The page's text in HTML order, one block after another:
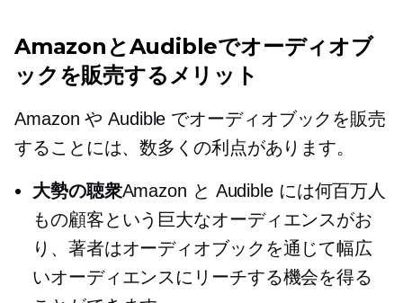
AmazonとAudibleでオーディオブ
ックを販売するメリット
Amazon や Audible でオーディオブックを販売
することには、数多くの利点があります。
大勢の聴衆Amazon と Audible には何百万人
もの顧客という巨大なオーディエンスがお
り、著者はオーディオブックを通じて幅広
いオーディエンスにリーチする機会を得る